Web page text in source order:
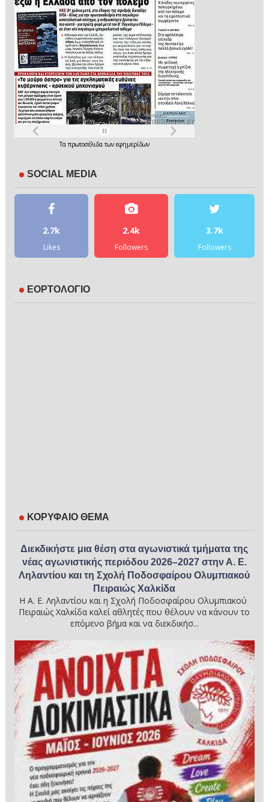
Τα πρωτοσέλιδατων εφημερίδων
SOCIAL MEDIA
2.7k
Likes
2.4k
Followers
3.7k
Followers
ΕΟΡΤΟΛΟΓΙΟ
ΚΟΡΥΦΑΙΟ ΘΕΜΑ
Διεκδικήστε μια θέση στα αγωνιστικά τμήματα της
νέας αγωνιστικής περιόδου 2026–2027 στην Α. Ε.
Ληλαντίου και τη Σχολή Ποδοσφαίρου Ολυμπιακού
Πειραιώς Χαλκίδα
Η Α. Ε. Ληλαντίου και η Σχολή Ποδοσφαίρου Ολυμπιακού
Πειραιώς Χαλκίδα καλεί αθλητές που θέλουν να κάνουν το
επόμενο βήμα και να διεκδικήσ...